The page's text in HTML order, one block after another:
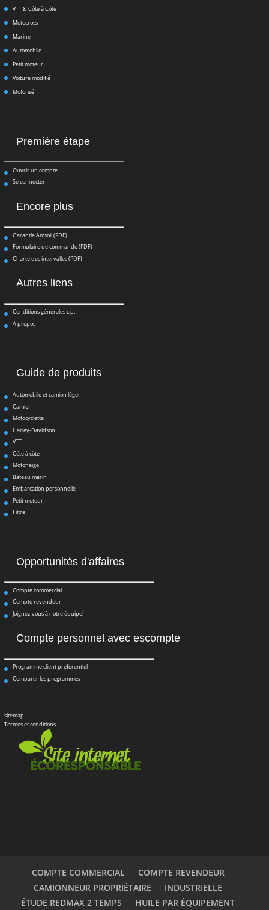
VTT & Côte à Côte
Motocross
Marine
Automobile
Petit moteur
Voiture modifié
Motorisé
Première étape
Ouvrir un compte
Se connecter
Encore plus
Garantie Amsoil (PDF)
Formulaire de commande (PDF)
Charte des intervalles (PDF)
Autres liens
Conditions générales c.p.
À propos
Guide de produits
Automobile et camion léger
Camion
Motocyclette
Harley-Davidson
VTT
Côte à côte
Motoneige
Bateau marin
Embarcation personnelle
Petit moteur
Filtre
Opportunités d'affaires
Compte commercial
Compte revendeur
Joignez-vous à notre équipe!
Compte personnel avec escompte
Programme client préférentiel
Comparer les programmes
sitemap
Termes et conditions
COMPTE COMMERCIAL
COMPTE REVENDEUR
CAMIONNEUR PROPRIÉTAIRE
INDUSTRIELLE
ÉTUDE REDMAX 2 TEMPS
HUILE PAR ÉQUIPEMENT